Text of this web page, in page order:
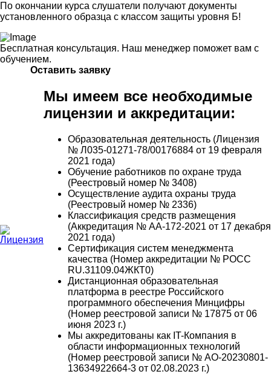
По окончании курса слушатели получают документы
установленного образца с классом защиты уровня Б!
Бесплатная консультация. Наш менеджер поможет вам с
обучением.
Оставить заявку
Мы имеем все необходимые
лицензии и аккредитации:
Образовательная деятельность (Лицензия
№ Л035-01271-78/00176884 от 19 февраля
2021 года)
Обучение работников по охране труда
(Реестровый номер № 3408)
Осуществление аудита охраны труда
(Реестровый номер № 2336)
Классификация средств размещения
(Аккредитация № АА-172-2021 от 17 декабря
2021 года)
Сертификация систем менеджмента
качества (Номер аккредитации № РОСС
RU.31109.04ЖКТ0)
Дистанционная образовательная
платформа в реестре Российского
программного обеспечения Минцифры
(Номер реестровой записи № 17875 от 06
июня 2023 г.)
Мы аккредитованы как IT-Компания в
области информационных технологий
(Номер реестровой записи № АО-20230801-
13634922664-3 от 02.08.2023 г.)